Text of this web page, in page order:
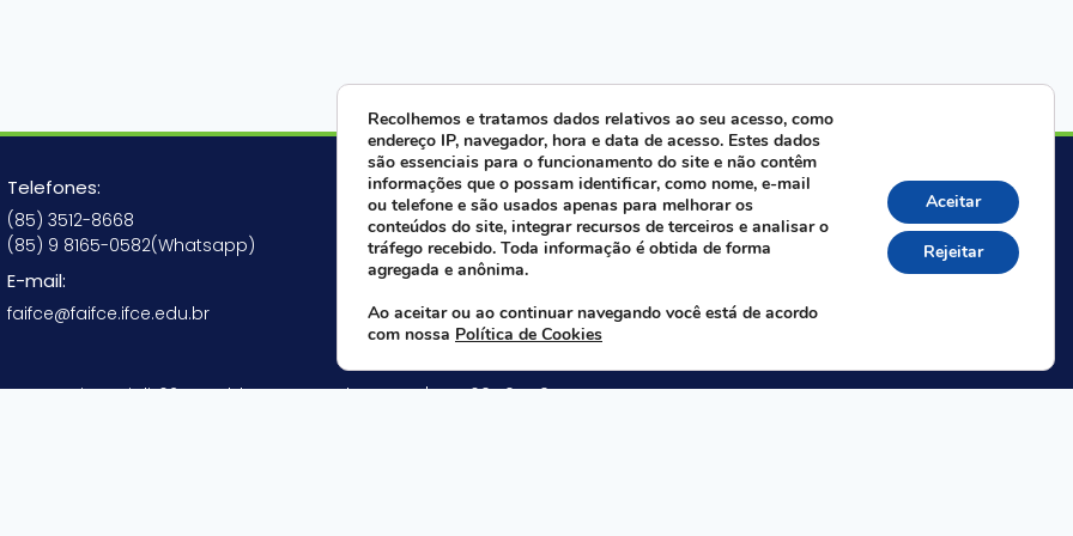
Telefones:
(85) 3512-8668
(85) 9 8165-0582(Whatsapp)
E-mail:
faifce@faifce.ifce.edu.br
Fale agora com nossa equipe:
Whatsapp da FAIFCE
Nogueira Acioli, 621 A - Aldeota - Fortaleza - CE | CEP 60.110-140
Recolhemos e tratamos dados relativos ao seu acesso, como
endereço IP, navegador, hora e data de acesso. Estes dados
são essenciais para o funcionamento do site e não contêm
informações que o possam identificar, como nome, e-mail
ou telefone e são usados apenas para melhorar os
conteúdos do site, integrar recursos de terceiros e analisar o
tráfego recebido. Toda informação é obtida de forma
agregada e anônima.
Ao aceitar ou ao continuar navegando você está de acordo
com nossa Política de Cookies
Aceitar
Rejeitar